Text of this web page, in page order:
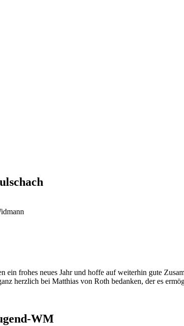
ein frohes neues Jahr und hoffe auf weiterhin gute
herzlich bei Matthias von Roth bedanken, der es
WM